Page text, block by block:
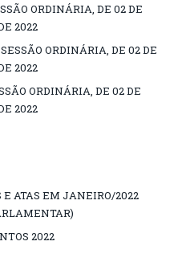
ORDINÁRIA, DE 02 DE
2022
ORDINÁRIA, DE 02 DE
2022
ORDINÁRIA, DE 02 DE
2022
E ATAS EM JANEIRO/2022
2022